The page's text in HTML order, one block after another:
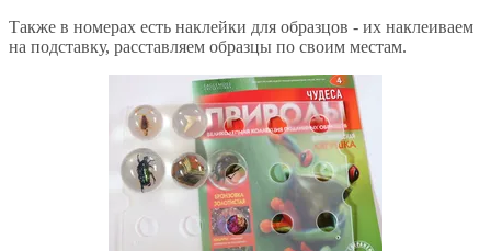
Также в номерах есть наклейки для образцов - их наклеиваем
на подставку, расставляем образцы по своим местам.